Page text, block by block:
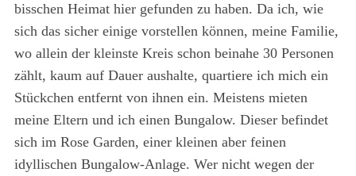
bisschen Heimat hier gefunden zu haben. Da ich, wie
sich das sicher einige vorstellen können, meine Familie,
wo allein der kleinste Kreis schon beinahe 30 Personen
zählt, kaum auf Dauer aushalte, quartiere ich mich ein
Stückchen entfernt von ihnen ein. Meistens mieten
meine Eltern und ich einen Bungalow. Dieser befindet
sich im Rose Garden, einer kleinen aber feinen
idyllischen Bungalow-Anlage. Wer nicht wegen der